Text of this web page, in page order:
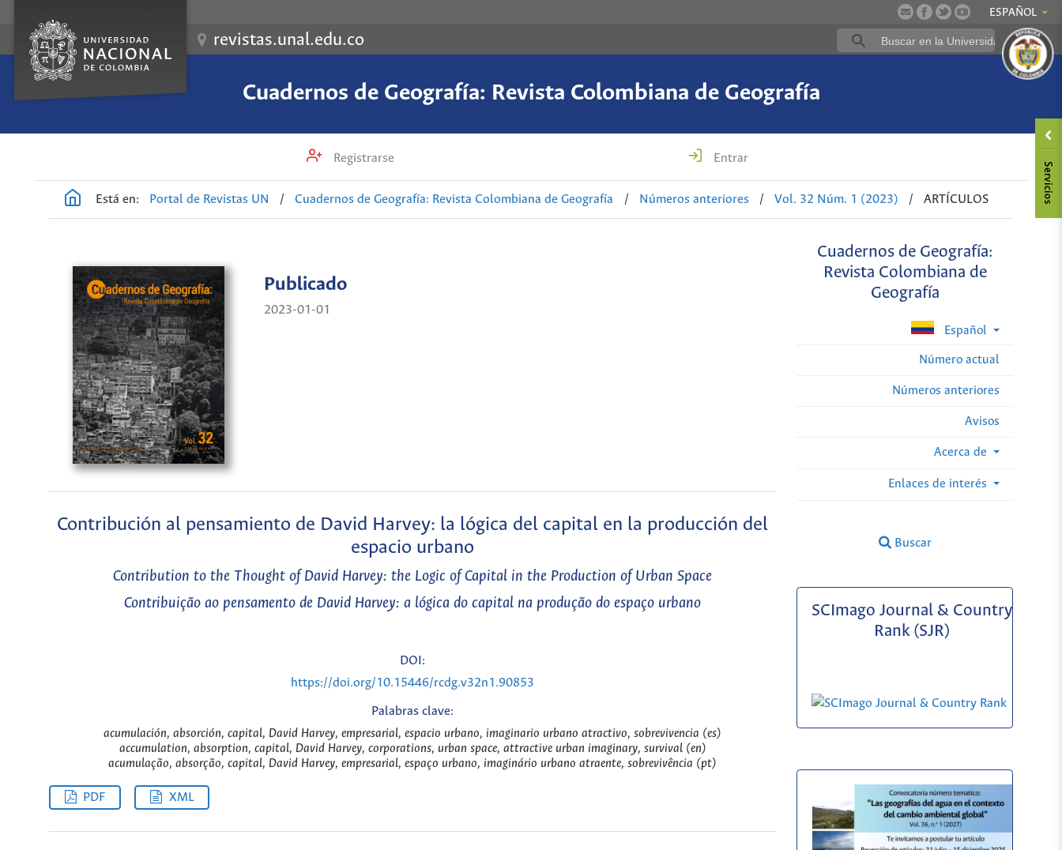
ESPAÑOL
revistas.unal.edu.co
Cuadernos de Geografía: Revista Colombiana de Geografía
Registrarse Entrar
Está en: Portal de Revistas UN / Cuadernos de Geografía: Revista Colombiana de Geografía / Números anteriores / Vol. 32 Núm. 1 (2023) / ARTÍCULOS
Cuadernos de Geografía:
Revista Colombiana de
Geografía
Español
Número actual
Números anteriores
Avisos
Acerca de
Enlaces de interés
Buscar
Publicado
2023-01-01
Contribución al pensamiento de David Harvey: la lógica del capital en la producción del
espacio urbano
Contribution to the Thought of David Harvey: the Logic of Capital in the Production of Urban Space
Contribuição ao pensamento de David Harvey: a lógica do capital na produção do espaço urbano
DOI:
https://doi.org/10.15446/rcdg.v32n1.90853
Palabras clave:
acumulación, absorción, capital, David Harvey, empresarial, espacio urbano, imaginario urbano atractivo, sobrevivencia (es)
accumulation, absorption, capital, David Harvey, corporations, urban space, attractive urban imaginary, survival (en)
acumulação, absorção, capital, David Harvey, empresarial, espaço urbano, imaginário urbano atraente, sobrevivência (pt)
PDF XML
SCImago Journal & Country
Rank (SJR)